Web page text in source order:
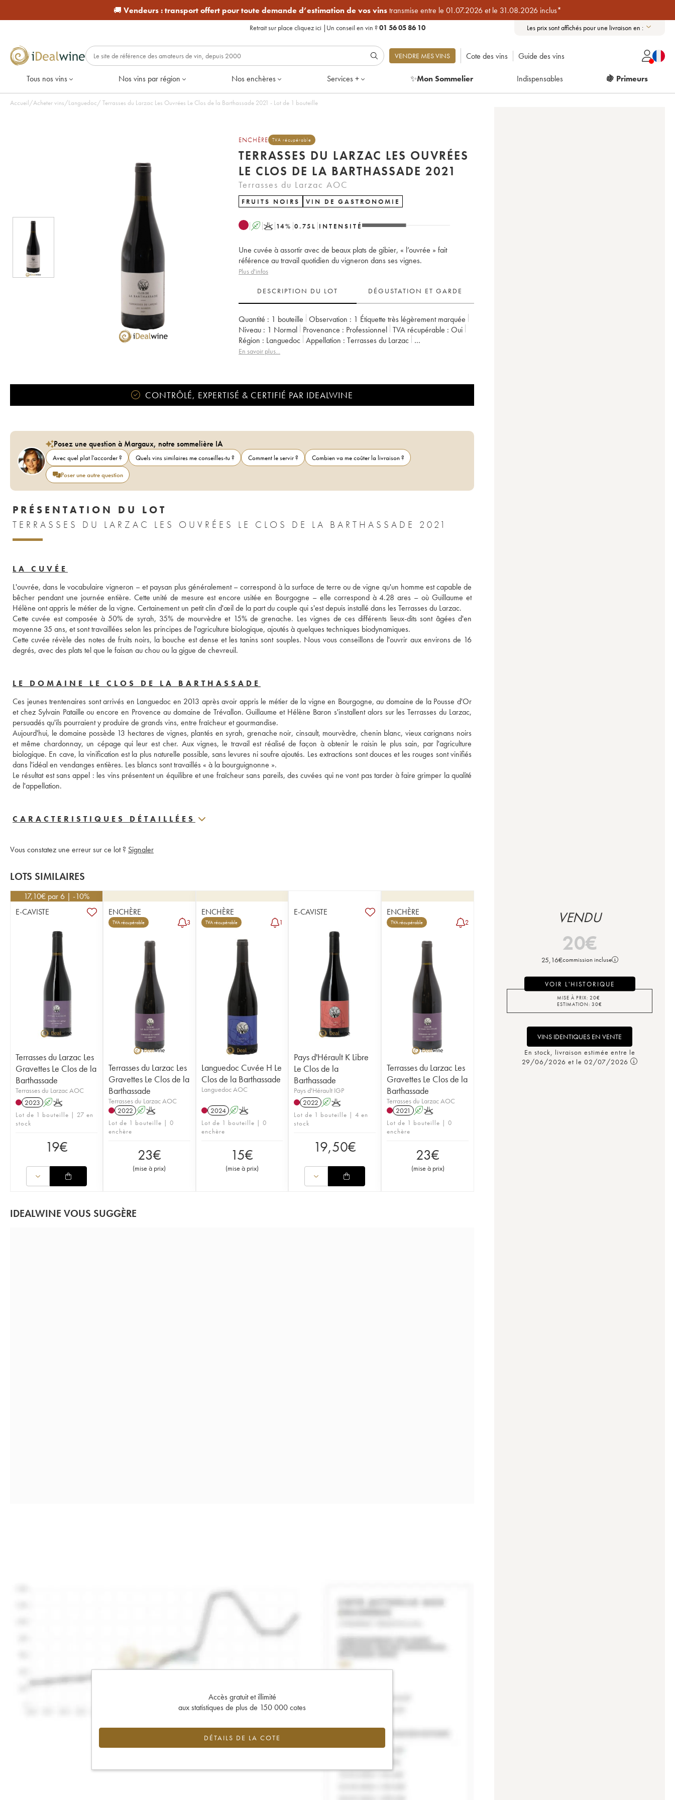
🚚 Vendeurs :transport offert pour toute demande d’estimation de vos vinstransmise entre le 01.07.2026 et le 31.08.2026 inclus*
Retrait sur place cliquez ici | Un conseil en vin ?01 56 05 86 10 Les prix sont affichés pour une livraison en :
VENDRE MES VINS Cote des vins Guide des vins
Tous nos vins Nos vins par région Nos enchères Services + ✨Mon Sommelier Indispensables 🍇 Primeurs
Accueil/Acheter vins/Languedoc/ Terrasses du Larzac Les Ouvrées Le Clos de la Barthassade 2021 - Lot de 1 bouteille
ENCHÈRE TVA récupérable
TERRASSES DU LARZAC LES OUVRÉES
LE CLOS DE LA BARTHASSADE 2021
Terrasses du Larzac AOC
FRUITS NOIRS VIN DE GASTRONOMIE
A K 14% 0.75 L INTENSITÉ
Une cuvée à assortir avec de beaux plats de gibier, « l’ouvrée » fait
référence au travail quotidien du vigneron dans ses vignes.
Plus d'infos
DESCRIPTION DU LOT DÉGUSTATION ET GARDE
Quantité : 1 bouteille Observation : 1 Étiquette très légèrement marquée
Niveau : 1 Normal Provenance : professionnel TVA récupérable :
oui
Région : Languedoc Appellation : Terrasses du Larzac
Propriétaire :
En savoir plus...
CONTRÔLÉ, EXPERTISÉ & CERTIFIÉ PAR IDEALWINE
Posez une question à Margaux, notre sommelière IA
Avec quel plat l'accorder ? Quels vins similaires me conseilles-tu ? Comment le servir ?
Combien va me coûter la livraison ?
Poser une autre question
PRÉSENTATION DU LOT
TERRASSES DU LARZAC LES OUVRÉES LE CLOS DE LA BARTHASSADE 2021
LA CUVÉE
L'ouvrée, dans le vocabulaire vigneron – et paysan plus généralement – correspond à la surface de terre ou de vigne qu'un homme est capable de
bêcher pendant une journée entière. Cette unité de mesure est encore usitée en Bourgogne – elle correspond à 4.28 ares – où Guillaume et
Hélène ont appris le métier de la vigne. Certainement un petit clin d'œil de la part du couple qui s'est depuis installé dans les Terrasses du Larzac.
Cette cuvée est composée à 50% de syrah, 35% de mourvèdre et 15% de grenache. Les vignes de ces différents lieux-dits sont âgées d'en
moyenne 35 ans, et sont travaillées selon les principes de l'agriculture biologique, ajoutés à quelques techniques biodynamiques.
Cette cuvée révèle des notes de fruits noirs, la bouche est dense et les tanins sont souples. Nous vous conseillons de l'ouvrir aux environs de 16
LE DOMAINE LE CLOS DE LA BARTHASSADE
Ces jeunes trentenaires sont arrivés en Languedoc en 2013 après avoir appris le métier de la vigne en Bourgogne, au domaine de la Pousse d'Or
et chez Sylvain Pataille ou encore en Provence au domaine de Trévallon. Guillaume et Hélène Baron s'installent alors sur les Terrasses du Larzac,
persuadés qu'ils pourraient y produire de grands vins, entre fraîcheur et gourmandise.
Aujourd'hui, le domaine possède 13 hectares de vignes, plantés en syrah, grenache noir, cinsault, mourvèdre, chenin blanc, vieux carignans noirs
et même chardonnay, un cépage qui leur est cher. Aux vignes, le travail est réalisé de façon à obtenir le raisin le plus sain, par l'agriculture
biologique. En cave, la vinification est la plus naturelle possible, sans levures ni soufre ajoutés. Les extractions sont douces et les rouges sont vinifiés
dans l'idéal en vendanges entières. Les blancs sont travaillés « à la bourguignonne ».
Le résultat est sans appel : les vins présentent un équilibre et une fraîcheur sans pareils, des cuvées qui ne vont pas tarder à faire grimper la qualité
CARACTERISTIQUES DÉTAILLÉES
Vous constatez une erreur sur ce lot ? Signaler
LOTS SIMILAIRES
17,10€ par 6 | -10%
E-CAVISTE
Terrasses du Larzac Les
Gravettes Le Clos de la
Barthassade
Terrasses du Larzac AOC
2023 AK
Lot de 1 bouteille | 27 en
stock
19€
ENCHÈRE
TVA récupérable 3
Terrasses du Larzac Les
Gravettes Le Clos de la
Barthassade
Terrasses du Larzac AOC
2022 AK
Lot de 1 bouteille | 0
enchère
23€
(mise à prix)
ENCHÈRE
TVA récupérable 1
Languedoc Cuvée H Le
Clos de la Barthassade
Languedoc AOC
2024 AK
Lot de 1 bouteille | 0
enchère
15€
(mise à prix)
E-CAVISTE
Pays d'Hérault K Libre
Le Clos de la
Barthassade
Pays d'Hérault IGP
2022 AK
Lot de 1 bouteille | 4 en
stock
19,50€
ENCHÈRE
TVA récupérable 2
Terrasses du Larzac Les
Gravettes Le Clos de la
Barthassade
Terrasses du Larzac AOC
2021
AK
Lot de 1 bouteille | 0
enchère
23€
(mise à prix)
IDEALWINE VOUS SUGGÈRE
Accès gratuit et illimité
aux statistiques de plus de 150 000 cotes
DÉTAILS DE LA COTE
VENDU
20€
25,16€commission incluse
VOIR L'HISTORIQUE
MISE À PRIX: 20€
ESTIMATION: 30€
VINS IDENTIQUES EN VENTE
En stock, livraison estimée entre le
29/06/2026 et le 02/07/2026